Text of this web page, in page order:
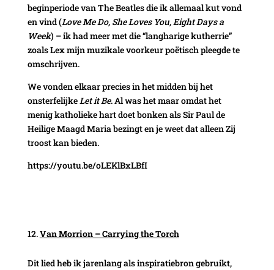
beginperiode van The Beatles die ik allemaal kut vond
en vind (Love Me Do, She Loves You, Eight Days a
Week) – ik had meer met die “langharige kutherrie”
zoals Lex mijn muzikale voorkeur poëtisch pleegde te
omschrijven.
We vonden elkaar precies in het midden bij het
onsterfelijke Let it Be. Al was het maar omdat het
menig katholieke hart doet bonken als Sir Paul de
Heilige Maagd Maria bezingt en je weet dat alleen Zij
troost kan bieden.
https://youtu.be/oLEKlBxLBfI
Van Morrion – Carrying the Torch
Dit lied heb ik jarenlang als inspiratiebron gebruikt,